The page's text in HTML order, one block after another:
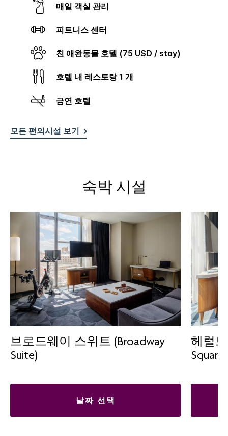
매일 객실 관리
피트니스 센터
친 애완동물 호텔 (75 USD / stay)
호텔 내 레스토랑 1 개
금연 호텔
모든 편의시설 보기
숙박 시설
브로드웨이 스위트 (Broadway
Suite)
날짜 선택
헤럴
Square